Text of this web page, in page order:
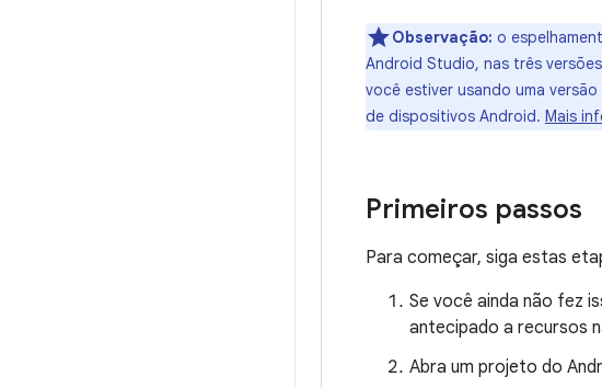
Observação: o
Android Studio, nas três
você estiver usando uma
de dispositivos Android. Mais
Primeiros passos
Para começar, siga estas
Se você ainda não fez
antecipado a recursos
Abra um projeto do